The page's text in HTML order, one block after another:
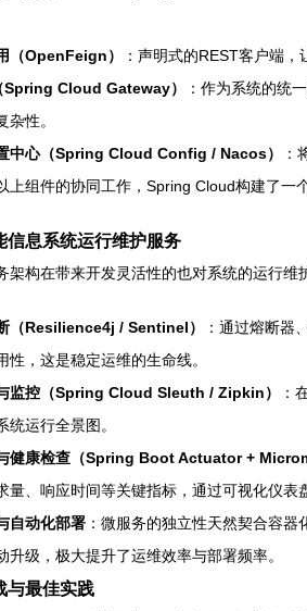
（OpenFeign）
：声明式的REST客户端
Spring Cloud Gateway）
：作为系统的统
杂性。
中心（Spring Cloud Config / Nacos）
：
上组件的协同工作，Spring Cloud构建了一
信息系统运行维护服务
架构在带来开发灵活性的也对系统的运行维
（Resilience4j / Sentinel）
：通过熔断器
性，这是稳定运维的生命线。
监控（Spring Cloud Sleuth / Zipkin）
：
统运行全景图。
健康检查（Spring Boot Actuator +
量、响应时间等关键指标，通过可视化仪表
自动化部署 ：微服务的独立性天然契合容
升级，极大提升了运维效率与部署频率。
与最佳实践